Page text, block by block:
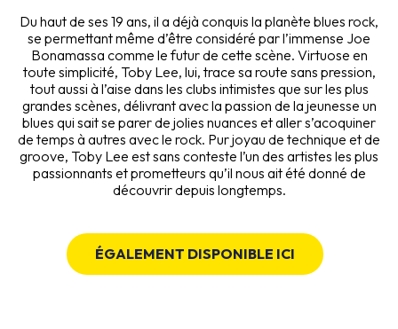
Du haut de ses 19 ans, il a déjà conquis la planète blues rock,
se permettant même d’être considéré par l’immense Joe
Bonamassa comme le futur de cette scène. Virtuose en
toute simplicité, Toby Lee, lui, trace sa route sans pression,
tout aussi à l’aise dans les clubs intimistes que sur les plus
grandes scènes, délivrant avec la passion de la jeunesse un
blues qui sait se parer de jolies nuances et aller s’acoquiner
de temps à autres avec le rock. Pur joyau de technique et de
groove, Toby Lee est sans conteste l’un des artistes les plus
passionnants et prometteurs qu’il nous ait été donné de
découvrir depuis longtemps.
ÉGALEMENT DISPONIBLE ICI